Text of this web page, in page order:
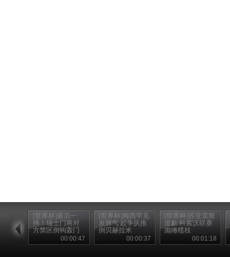
[世界杯]最后一
搏！瑞士门将对
方禁区倒钩轰门
00:00:47
[世界杯]梅西罕见
发脾气 起争执推
倒贝赫拉米
00:00:37
[世界杯]苏亚雷斯
道歉 科索沃联赛
抛橄榄枝
00:01:18